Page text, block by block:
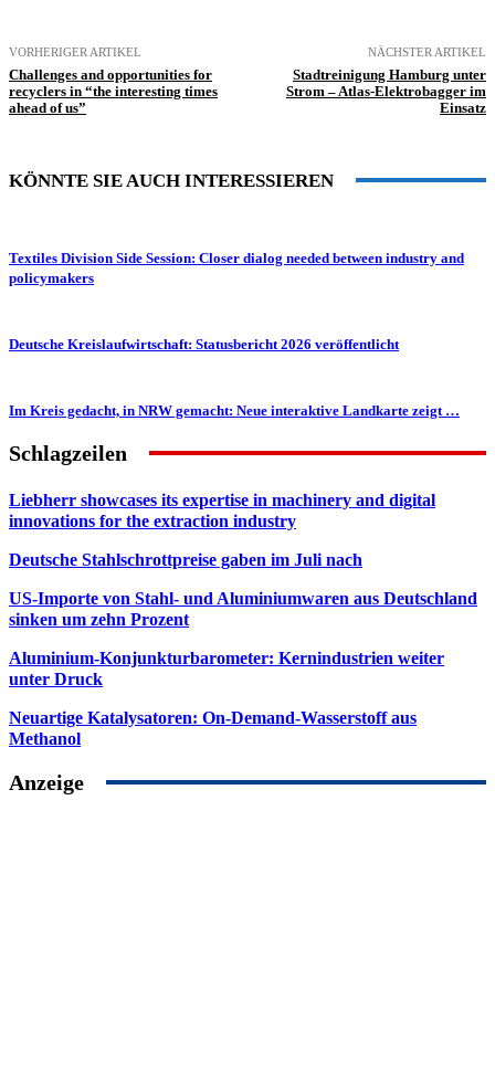
VORHERIGER ARTIKEL
Challenges and opportunities for
recyclers in “the interesting times
ahead of us”
NÄCHSTER ARTIKEL
Stadtreinigung Hamburg unter
Strom – Atlas-Elektrobagger im
Einsatz
KÖNNTE SIE AUCH INTERESSIEREN
Textiles Division Side Session: Closer dialog needed between industry and
policymakers
Deutsche Kreislaufwirtschaft: Statusbericht 2026 veröffentlicht
Im Kreis gedacht, in NRW gemacht: Neue interaktive Landkarte zeigt …
Schlagzeilen
Liebherr showcases its expertise in machinery and digital
innovations for the extraction industry
Deutsche Stahlschrottpreise gaben im Juli nach
US-Importe von Stahl- und Aluminiumwaren aus Deutschland
sinken um zehn Prozent
Aluminium-Konjunkturbarometer: Kernindustrien weiter
unter Druck
Neuartige Katalysatoren: On-Demand-Wasserstoff aus
Methanol
Anzeige